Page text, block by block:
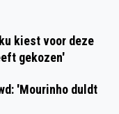
kiest voor deze
gekozen'
'Mourinho duldt